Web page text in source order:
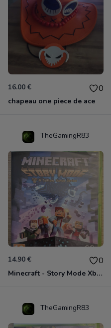
16.00 € 0
chapeau one piece de ace
TheGamingR83
14.90 € 0
Minecraft - Story Mode Xbox 360
TheGamingR83